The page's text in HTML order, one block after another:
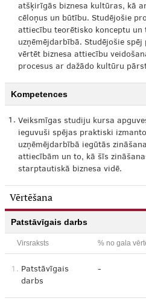
atšķirīgās biznesa kultūras, kā
cēloņus un būtību. Studējošie
attiecību teorētisko konceptu un
uzņēmējdarbībā. Studējošie
vērtēt biznesa attiecību
procesus ar dažādo kultūru
Kompetences
1. Veiksmīgas studiju kursa
ieguvuši spējas praktiski
uzņēmējdarbībā iegūtās
attiecībām un to, kā šīs
starptautiskā biznesa vidē.
Vērtēšana
Patstāvīgais darbs
Virsraksts % no gala
1. Patstāvīgais
darbs
-